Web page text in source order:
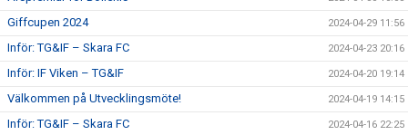
Giffcupen 2024 2024-04-29 11:56
Inför: TG&IF – Skara FC 2024-04-23 20:16
Inför: IF Viken – TG&IF 2024-04-20 19:14
Välkommen på Utvecklingsmöte! 2024-04-19 14:15
Inför: TG&IF – Skara FC 2024-04-16 22:25